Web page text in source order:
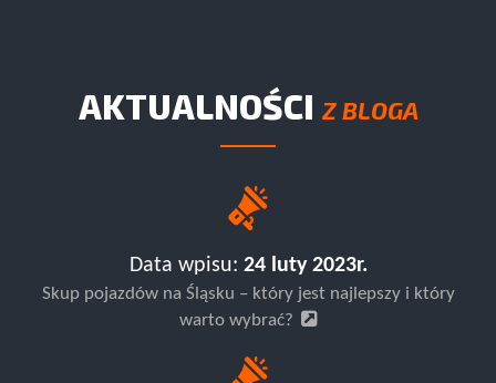
AKTUALNOŚCI Z BLOGA
Data wpisu: 24 luty 2023r.
Skup pojazdów na Śląsku – który jest najlepszy i który
warto wybrać?